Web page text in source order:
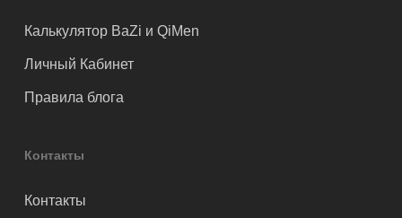
Калькулятор BaZi и QiMen
Личный Кабинет
Правила блога
Контакты
Контакты